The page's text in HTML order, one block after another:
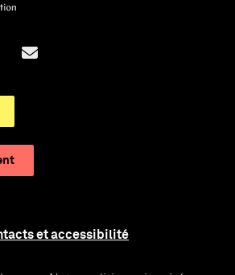
et accessibilité